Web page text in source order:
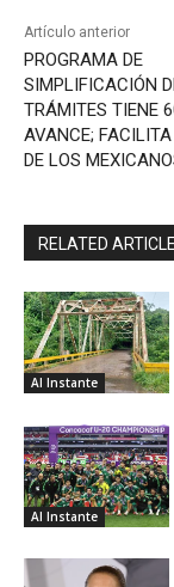
Artículo anterior
PROGRAMA DE
SIMPLIFICACIÓN
TRÁMITES TIENE
AVANCE;
DE LOS
RELATED
Al Instante
Al Instante